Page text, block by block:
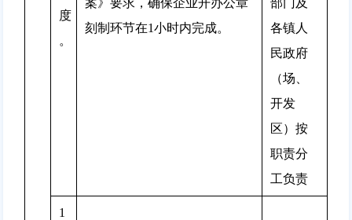
度
。
案》要求，确保企业开办公章
刻制环节在1小时内完成。
部门及
各镇人
民政府
（场、
开发
区）按
职责分
工负责
1